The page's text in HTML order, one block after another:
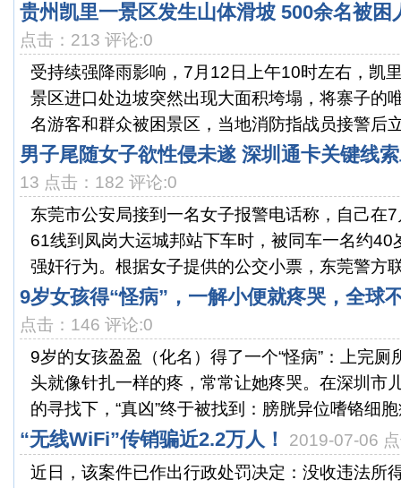
贵州凯里一景区发生山体滑坡 500余名被困
点击：213 评论:0
受持续强降雨影响，7月12日上午10时左右，凯
景区进口处边坡突然出现大面积垮塌，将寨子的
名游客和群众被困景区，当地消防指战员接警后
男子尾随女子欲性侵未遂 深圳通卡关键线
13 点击：182 评论:0
东莞市公安局接到一名女子报警电话称，自己在
61线到凤岗大运城邦站下车时，被同车一名约40
强奸行为。根据女子提供的公交小票，东莞警方
9岁女孩得“怪病”，一解小便就疼哭，全球
点击：146 评论:0
9岁的女孩盈盈（化名）得了一个“怪病”：上完厕
头就像针扎一样的疼，常常让她疼哭。在深圳市
的寻找下，“真凶”终于被找到：膀胱异位嗜铬细
“无线WiFi”传销骗近2.2万人！
2019-07-06
近日，该案件已作出行政处罚决定：没收违法所